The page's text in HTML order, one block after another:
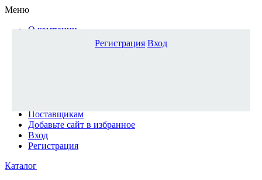
Меню
О компании
Доставка и оплата
Поставщикам
Добавьте сайт в избранное
Вход
Регистрация
Каталог
Регистрация Вход